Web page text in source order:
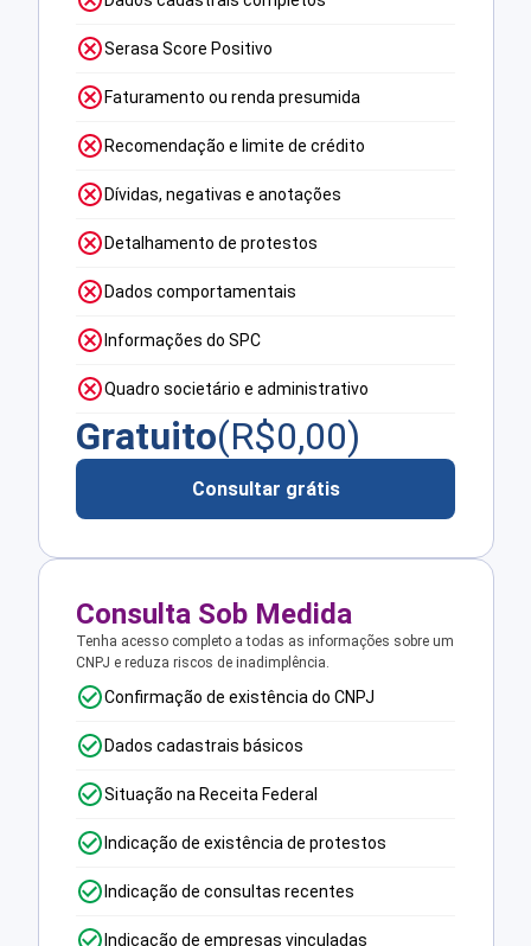
Serasa Score Positivo
Faturamento ou renda presumida
Recomendação e limite de crédito
Dívidas, negativas e anotações
Detalhamento de protestos
Dados comportamentais
Informações do SPC
Quadro societário e administrativo
Gratuito(R$0,00)
Consultar grátis
Consulta Sob Medida
Tenha acesso completo a todas as informações sobre um
CNPJ e reduza riscos de inadimplência.
Confirmação de existência do CNPJ
Dados cadastrais básicos
Situação na Receita Federal
Indicação de existência de protestos
Indicação de consultas recentes
Indicação de empresas vinculadas